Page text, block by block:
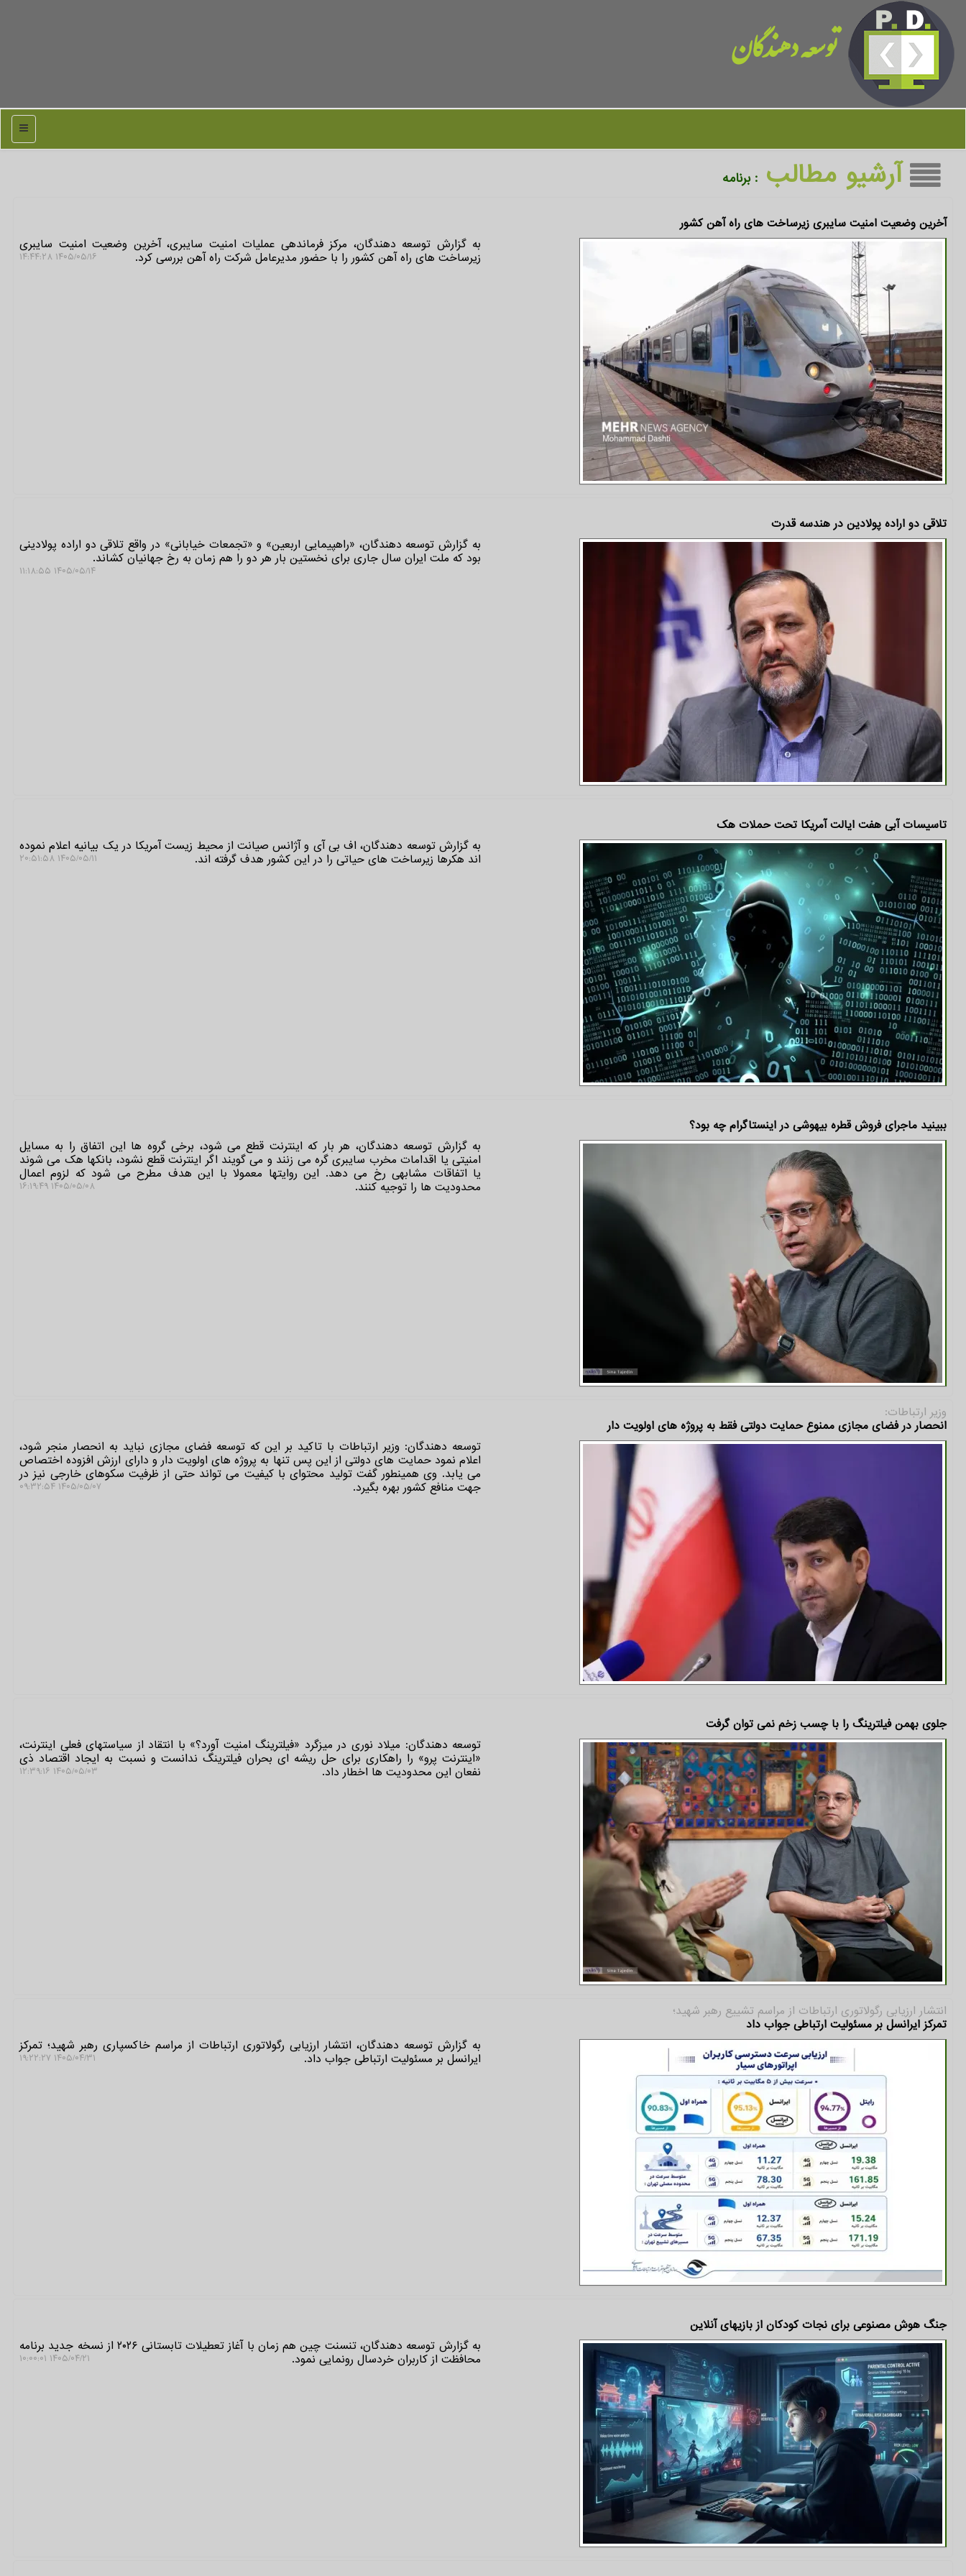
توسعه دهندگان
منو
آرشیو مطالب : برنامه
آخرین وضعیت امنیت سایبری زیرساخت های راه آهن کشور
به گزارش توسعه دهندگان، مرکز فرماندهی عملیات امنیت سایبری، آخرین وضعیت امنیت سایبری
زیرساخت های راه آهن کشور را با حضور مدیرعامل شرکت راه آهن بررسی کرد. ۱۴۰۵/۰۵/۱۶ ۱۴:۴۴:۲۸
تلاقی دو اراده پولادین در هندسه قدرت
به گزارش توسعه دهندگان، «راهپیمایی اربعین» و «تجمعات خیابانی» در واقع تلاقی دو اراده پولادینی
بود که ملت ایران سال جاری برای نخستین بار هر دو را هم زمان به رخ جهانیان کشاند.
۱۴۰۵/۰۵/۱۴ ۱۱:۱۸:۵۵
تاسیسات آبی هفت ایالت آمریکا تحت حملات هک
به گزارش توسعه دهندگان، اف بی آی و آژانس صیانت از محیط زیست آمریکا در یک بیانیه اعلام نموده
اند هکرها زیرساخت های حیاتی را در این کشور هدف گرفته اند. ۱۴۰۵/۰۵/۱۱ ۲۰:۵۱:۵۸
ببینید ماجرای فروش قطره بیهوشی در اینستاگرام چه بود؟
به گزارش توسعه دهندگان، هر بار که اینترنت قطع می شود، برخی گروه ها این اتفاق را به مسایل
امنیتی یا اقدامات مخرب سایبری گره می زنند و می گویند اگر اینترنت قطع نشود، بانکها هک می شوند
یا اتفاقات مشابهی رخ می دهد. این روایتها معمولا با این هدف مطرح می شود که لزوم اعمال
محدودیت ها را توجیه کنند. ۱۴۰۵/۰۵/۰۸ ۱۶:۱۹:۴۹
وزیر ارتباطات:
انحصار در فضای مجازی ممنوع حمایت دولتی فقط به پروژه های اولویت دار
توسعه دهندگان: وزیر ارتباطات با تاکید بر این که توسعه فضای مجازی نباید به انحصار منجر شود،
اعلام نمود حمایت های دولتی از این پس تنها به پروژه های اولویت دار و دارای ارزش افزوده اختصاص
می یابد. وی همینطور گفت تولید محتوای با کیفیت می تواند حتی از ظرفیت سکوهای خارجی نیز در
جهت منافع کشور بهره بگیرد. ۱۴۰۵/۰۵/۰۷ ۰۹:۳۲:۵۴
جلوی بهمن فیلترینگ را با چسب زخم نمی توان گرفت
توسعه دهندگان: میلاد نوری در میزگرد «فیلترینگ امنیت آورد؟» با انتقاد از سیاستهای فعلی اینترنت،
«اینترنت پرو» را راهکاری برای حل ریشه ای بحران فیلترینگ ندانست و نسبت به ایجاد اقتصاد ذی
نفعان این محدودیت ها اخطار داد. ۱۴۰۵/۰۵/۰۳ ۱۲:۳۹:۱۶
انتشار ارزیابی رگولاتوری ارتباطات از مراسم تشییع رهبر شهید؛
تمرکز ایرانسل بر مسئولیت ارتباطی جواب داد
به گزارش توسعه دهندگان، انتشار ارزیابی رگولاتوری ارتباطات از مراسم خاکسپاری رهبر شهید؛ تمرکز
ایرانسل بر مسئولیت ارتباطی جواب داد. ۱۴۰۵/۰۴/۳۱ ۱۹:۲۲:۲۷
جنگ هوش مصنوعی برای نجات کودکان از بازیهای آنلاین
به گزارش توسعه دهندگان، تنسنت چین هم زمان با آغاز تعطیلات تابستانی ۲۰۲۶ از نسخه جدید برنامه
محافظت از کاربران خردسال رونمایی نمود. ۱۴۰۵/۰۴/۲۱ ۱۰:۰۰:۰۱